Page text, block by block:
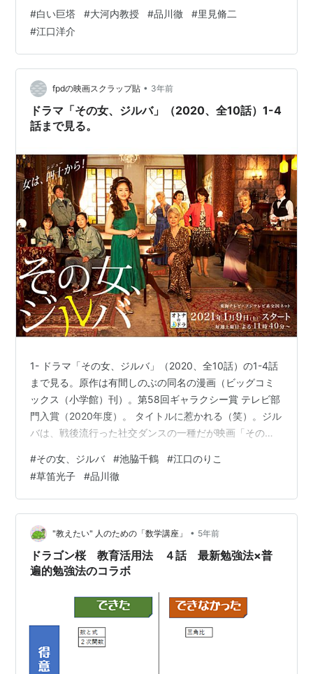
していた。 1978年の田宮二郎（1935-1978）版*1と
2003年の唐沢寿明（1963-）版のどちらが良いかはファ
ンのお馴染みの議論であろうが、*2どちらも脇役の演技
が素晴らしい。*3 名場面はいくつもあるが、私は大河内
教授（品川徹）が里見脩二（江口洋介）の家（団地）を
前触…
#白い巨塔 #大河内教授 #品川徹 #里見脩二
#江口洋介
fpdの映画スクラップ貼 • 3年前
ドラマ「その女、ジルバ」（2020、全10話）1-4
話まで見る。
1- ドラマ「その女、ジルバ」（2020、全10話）の1-4話
まで見る。原作は有間しのぶの同名の漫画（ビッグコミ
ックス（小学館）刊）。第58回ギャラクシー賞 テレビ部
門入賞（2020年度）。 タイトルに惹かれる（笑）。ジル
バは、戦後流行った社交ダンスの一種だが映画「その
うコメディタッチのドラマは好み。 第1話：「女はシジュ
ーから!!」の導入部から引き込まれる。 百貨店の売り場
勤務から、左遷の職場と言われる物流倉庫での段ボール
詰めの仕事に回されて落ち込む主人公の笛吹新（うすい
あらた）（池脇千鶴）はきょう40歳の誕生日を迎えるが
独身。結婚直前で恋…
#その女、ジルバ #池脇千鶴 #江口のりこ
#草笛光子 #品川徹
"教えたい" 人のための「数学講座」 • 5年前
ドラゴン桜 教育活用法 ４話 最新勉強法×普
遍的勉強法のコラボ